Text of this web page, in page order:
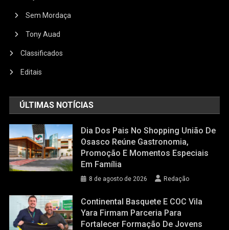
Sem Mordaça
Tony Auad
Classificados
Editais
ÚLTIMAS NOTÍCIAS
Dia Dos Pais No Shopping União De
Osasco Reúne Gastronomia,
Promoção E Momentos Especiais
Em Família
8 de agosto de 2026 Redação
Continental Basquete E COC Vila
Yara Firmam Parceria Para
Fortalecer Formação De Jovens